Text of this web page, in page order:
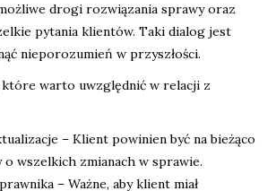
drogi rozwiązania sprawy oraz
pytania klientów. Taki dialog jest
nieporozumień w przyszłości.
które warto uwzględnić w relacji z
– Klient powinien być na bieżąco
wszelkich zmianach w sprawie.
– Ważne, aby klient miał